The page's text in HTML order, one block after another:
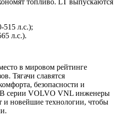
515 л.с.);
л.с.).
в мировом рейтинге
Тягачи славятся
безопасности и
серии VOLVO VNL инженеры
и новейшие технологии, чтобы